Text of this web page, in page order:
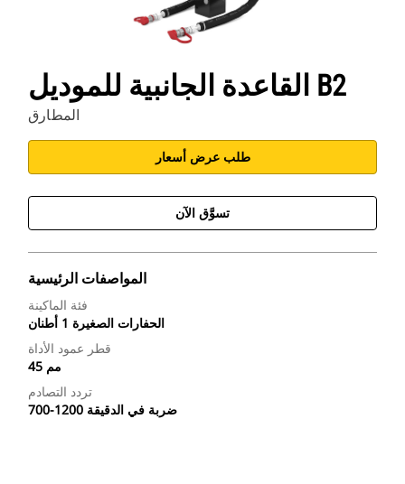
القاعدة الجانبية للموديل B2
المطارق
طلب عرض أسعار
تسوَّق الآن
المواصفات الرئيسية
فئة الماكينة
الحفارات الصغيرة 1 أطنان
قطر عمود الأداة
45 مم
تردد التصادم
700-1200 ضربة في الدقيقة